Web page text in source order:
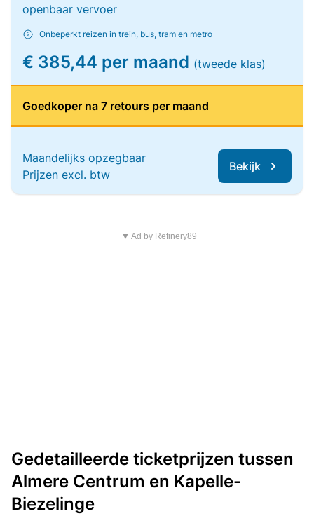
openbaar vervoer
Onbeperkt reizen in trein, bus, tram en metro
€ 385,44 per maand (tweede klas)
Goedkoper na 7 retours per maand
Maandelijks opzegbaar
Prijzen excl. btw
Bekijk
▼ Ad by Refinery89
Gedetailleerde ticketprijzen tussen
Almere Centrum en Kapelle-
Biezelinge